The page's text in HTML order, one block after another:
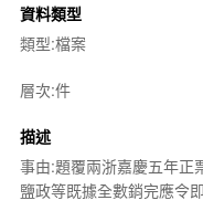
資料類型
類型:檔案
層次:件
描述
事由:題覆兩浙嘉慶五年正
鹽政等既據全數銷完應令